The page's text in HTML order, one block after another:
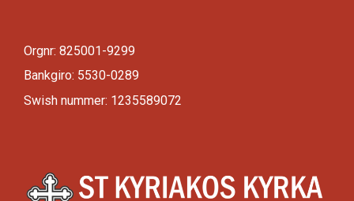
Orgnr: 825001-9299
Bankgiro: 5530-0289
Swish nummer: 1235589072